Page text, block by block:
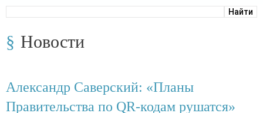
Новости
Александр Саверский: «Планы
Правительства по QR-кодам рушатся»